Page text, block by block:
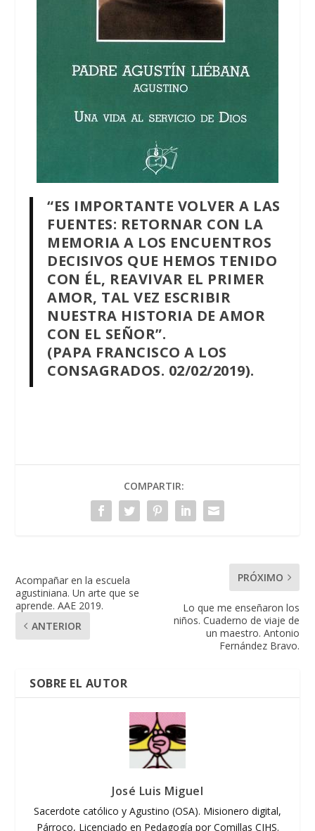
“ES IMPORTANTE VOLVER A LAS
FUENTES: RETORNAR CON LA
MEMORIA A LOS ENCUENTROS
DECISIVOS QUE HEMOS TENIDO
CON ÉL, REAVIVAR EL PRIMER
AMOR, TAL VEZ ESCRIBIR
NUESTRA HISTORIA DE AMOR
CON EL SEÑOR”.
(PAPA FRANCISCO A LOS
CONSAGRADOS. 02/02/2019).
COMPARTIR:
Acompañar en la escuela
agustiniana. Un arte que se
aprende. AAE 2019.
ANTERIOR
PRÓXIMO
Lo que me enseñaron los
niños. Cuaderno de viaje de
un maestro. Antonio
Fernández Bravo.
SOBRE EL AUTOR
José Luis Miguel
Sacerdote católico y Agustino (OSA). Misionero digital,
Párroco, Licenciado en Pedagogía por Comillas CIHS.